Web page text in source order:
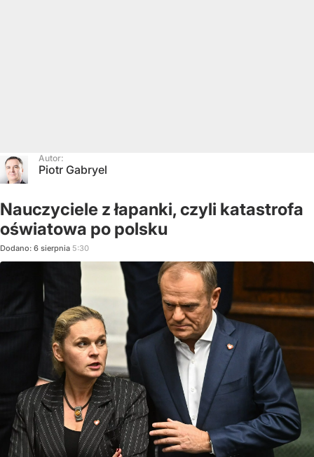
Autor:
Piotr Gabryel
Nauczyciele z łapanki, czyli katastrofa
oświatowa po polsku
Dodano: 6 sierpnia 5:30